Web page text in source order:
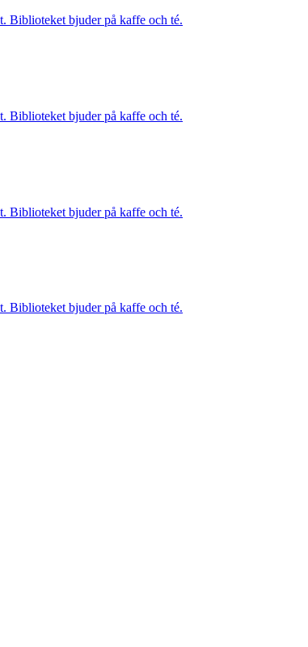
Biblioteket bjuder på kaffe och té.
Biblioteket bjuder på kaffe och té.
Biblioteket bjuder på kaffe och té.
Biblioteket bjuder på kaffe och té.